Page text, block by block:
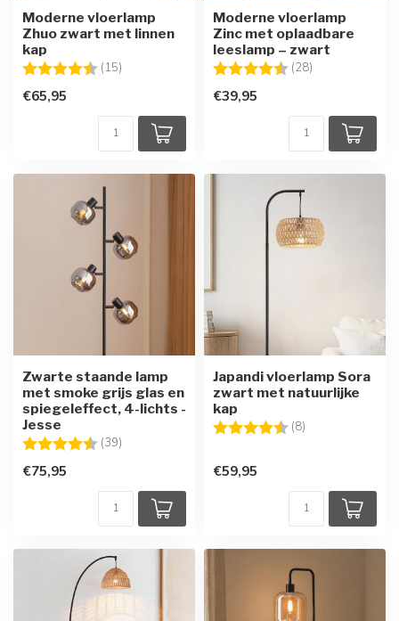
Moderne vloerlamp
Zhuo zwart met linnen
kap
Beoordeling: (15)
€65,95
Moderne vloerlamp
Zinc met oplaadbare
leeslamp – zwart
Beoordeling: (28)
€39,95
Zwarte staande lamp
met smoke grijs glas en
spiegeleffect, 4-lichts -
Jesse
Beoordeling: (39)
€75,95
Japandi vloerlamp Sora
zwart met natuurlijke
kap
Beoordeling: (8)
€59,95